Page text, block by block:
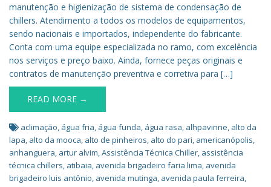
manutenção e higienização de sistema de condensação de
chillers. Atendimento a todos os modelos de equipamentos,
sendo nacionais e importados, independente do fabricante.
Conta com uma equipe especializada no ramo, com excelência
nos serviços e preço baixo. Ainda, fornece peças originais e
contratos de manutenção preventiva e corretiva para […]
READ MORE →
aclimação, água fria, água funda, água rasa, alhpavinne, alto da
lapa, alto da mooca, alto de pinheiros, alto do pari, americanópolis,
anhanguera, artur alvim,Assistência Técnica Chiller, assistência
técnica chillers, atibaia, avenida brigadeiro faria lima, avenida
brigadeiro luis antônio, avenida mutinga, avenida paula ferreira,